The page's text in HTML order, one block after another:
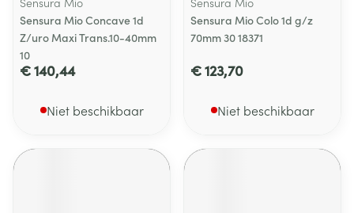
Sensura Mio Concave 1d
Z/uro Maxi Trans.10-40mm
10
€ 140,44
Niet beschikbaar
Sensura Mio Colo 1d g/z
70mm 30 18371
€ 123,70
Niet beschikbaar